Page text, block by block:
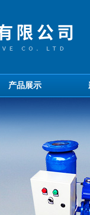
产品展示